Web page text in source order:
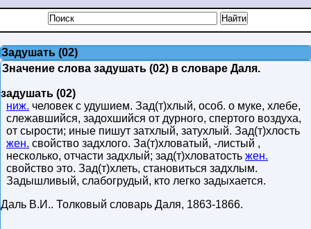
Задушать (02)
Значение слова задушать (02) в словаре Даля.
задушать (02)
ниж. человек с удушием. Зад(т)хлый, особ. о муке, хлебе,
слежавшийся, задохшийся от дурного, спертого воздуха,
от сырости; иные пишут затхлый, затухлый. Зад(т)хлость
жен. свойство задхлого. За(т)хловатый, -листый ,
несколько, отчасти задхлый; зад(т)хловатость жен.
свойство это. Зад(т)хлеть, становиться задхлым.
Задышливый, слабогрудый, кто легко задыхается.
Даль В.И.. Толковый словарь Даля, 1863-1866.